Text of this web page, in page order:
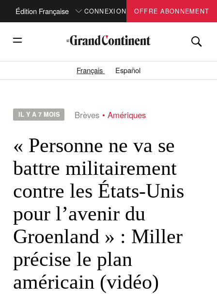
Édition Française CONNEXION OFFRE ABONNEMENT
Français Español
IL Y A 7 MOIS Brèves Amériques
« Personne ne va se
battre militairement
contre les États-Unis
pour l’avenir du
Groenland » : Miller
précise le plan
américain (vidéo)